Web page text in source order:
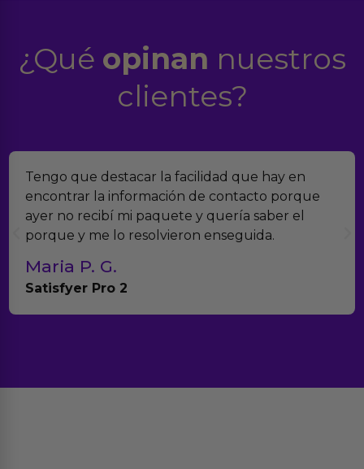
¿Qué opinan nuestros
clientes?
Encontramos Erotiks a través de Google y la
verdad es que nos han sorprendido. Tienen
muchísimos productos y han sido super atentos
con el seguimiento del pedido.
Teresa y Diego
Anna Huevo Vibrador